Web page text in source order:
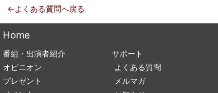
←よくある質問へ戻る
Home
番組・出演者紹介
オピニオン
プレゼント
サポート
よくある質問
メルマガ